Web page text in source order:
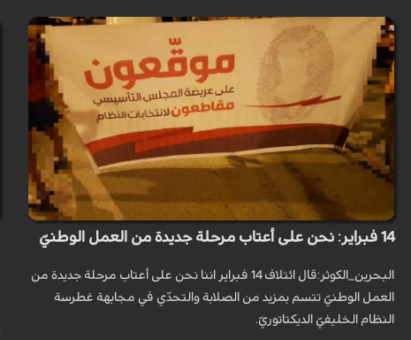
14 فبراير: نحن على أعتاب مرحلة جديدة من العمل الوطنيّ
البحرين_الكوثر:قال ائتلاف 14 فبراير اننا نحن على أعتاب مرحلة جديدة من
العمل الوطنيّ تتسم بمزيد من الصلابة والتحدّي في مجابهة غطرسة
النظام الخليفيّ الديكتاتوريّ.